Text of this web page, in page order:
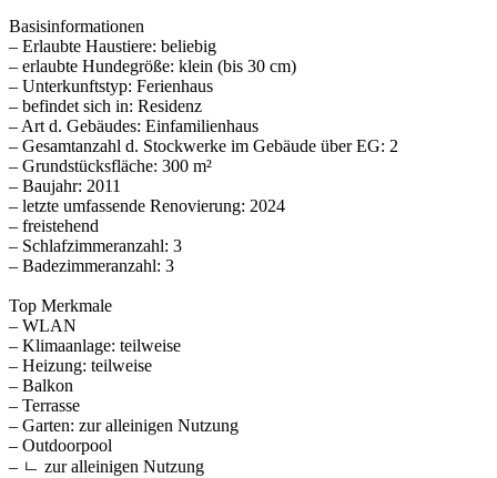
Basisinformationen
– Erlaubte Haustiere: beliebig
– erlaubte Hundegröße: klein (bis 30 cm)
– Unterkunftstyp: Ferienhaus
– befindet sich in: Residenz
– Art d. Gebäudes: Einfamilienhaus
– Gesamtanzahl d. Stockwerke im Gebäude über EG: 2
– Grundstücksfläche: 300 m²
– Baujahr: 2011
– letzte umfassende Renovierung: 2024
– freistehend
– Schlafzimmeranzahl: 3
– Badezimmeranzahl: 3
Top Merkmale
– WLAN
– Klimaanlage: teilweise
– Heizung: teilweise
– Balkon
– Terrasse
– Garten: zur alleinigen Nutzung
– Outdoorpool
– ㄴ zur alleinigen Nutzung